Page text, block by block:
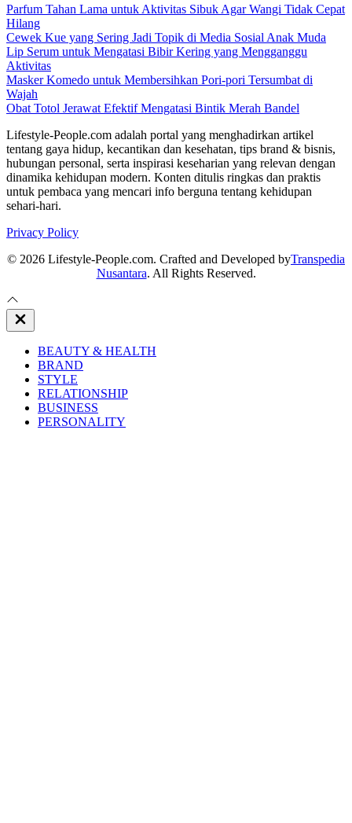
Parfum Tahan Lama untuk Aktivitas Sibuk Agar Wangi Tidak Cepat
Hilang
Cewek Kue yang Sering Jadi Topik di Media Sosial Anak Muda
Lip Serum untuk Mengatasi Bibir Kering yang Mengganggu
Aktivitas
Masker Komedo untuk Membersihkan Pori-pori Tersumbat di
Wajah
Obat Totol Jerawat Efektif Mengatasi Bintik Merah Bandel
Lifestyle-People.com adalah portal yang menghadirkan artikel
tentang gaya hidup, kecantikan dan kesehatan, tips brand & bisnis,
hubungan personal, serta inspirasi keseharian yang relevan dengan
dinamika kehidupan modern. Konten ditulis ringkas dan praktis
untuk pembaca yang mencari info berguna tentang kehidupan
sehari-hari.
Privacy Policy
© 2026 Lifestyle-People.com. Crafted and Developed byTranspedia
Nusantara. All Rights Reserved.
Close
Off
BEAUTY & HEALTH
BRAND
STYLE
RELATIONSHIP
BUSINESS
PERSONALITY